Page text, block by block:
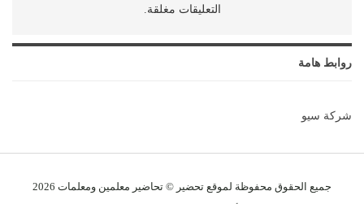
التعليقات مغلقة.
روابط هامة
شركة سيو
جميع الحقوق محفوظة لموقع تحضير © تحاضير معلمين ومعلمات